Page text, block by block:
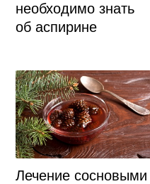
необходимо знать
об аспирине
Лечение сосновыми